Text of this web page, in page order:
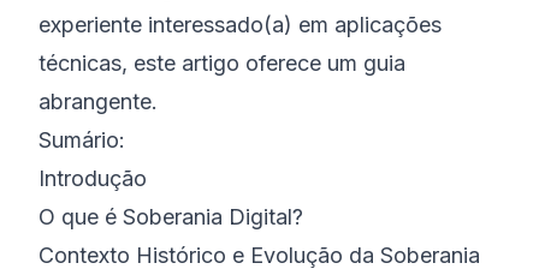
experiente interessado(a) em aplicações
técnicas, este artigo oferece um guia
abrangente.
Sumário:
Introdução
O que é Soberania Digital?
Contexto Histórico e Evolução da Soberania